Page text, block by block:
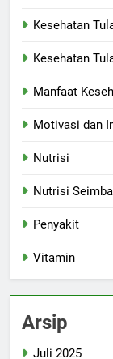
Kesehatan
Kesehatan
Manfaat
Motivasi dan
Nutrisi
Nutrisi
Penyakit
Vitamin
Arsip
Juli 2025